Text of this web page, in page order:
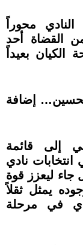
محوراً
من القضاة أحد
بعيداً
إضافة
إلى قائمة
نادي
بل جاء ليعزز قوة
يمثل ثقلاً
في مرحلة